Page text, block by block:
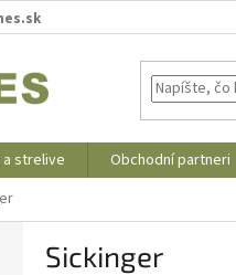
a strelive Obchodní partneri
Sickinger